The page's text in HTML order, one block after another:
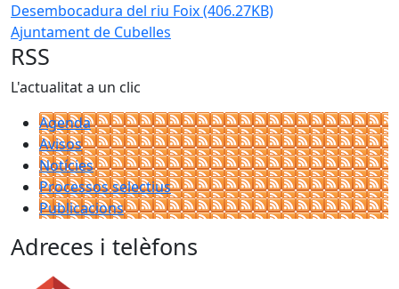
Desembocadura del riu Foix(406.27KB)
Ajuntament de Cubelles
RSS
L'actualitat a un clic
Agenda
Avisos
Notícies
Processos selectius
Publicacions
Adreces i telèfons